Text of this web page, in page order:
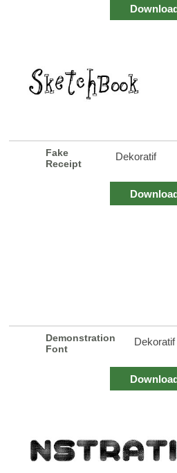
Fake
Receipt
Dekoratif
Demonstration
Font
Dekoratif